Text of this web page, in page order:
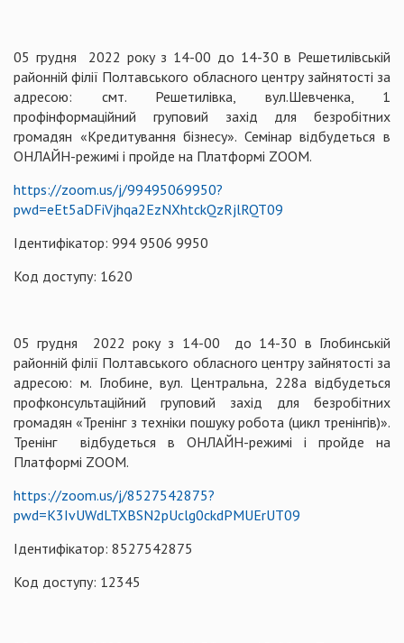
05 грудня 2022 року з 14-00 до 14-30 в Решетилівській
районній філії Полтавського обласного центру зайнятості за
адресою: смт. Решетилівка, вул.Шевченка, 1
профінформаційний груповий захід для безробітних
громадян «Кредитування бізнесу». Семінар відбудеться в
ОНЛАЙН-режимі і пройде на Платформі ZOOM.
https://zoom.us/j/99495069950?
pwd=eEt5aDFiVjhqa2EzNXhtckQzRjlRQT09
Ідентифікатор: 994 9506 9950
Код доступу: 1620
05 грудня 2022 року з 14-00 до 14-30 в Глобинській
районній філії Полтавського обласного центру зайнятості за
адресою: м. Глобине, вул. Центральна, 228а відбудеться
профконсультаційний груповий захід для безробітних
громадян «Тренінг з техніки пошуку робота (цикл тренінгів)».
Тренінг відбудеться в ОНЛАЙН-режимі і пройде на
Платформі ZOOM.
https://zoom.us/j/8527542875?
pwd=K3IvUWdLTXBSN2pUclg0ckdPMUErUT09
Ідентифікатор: 8527542875
Код доступу: 12345